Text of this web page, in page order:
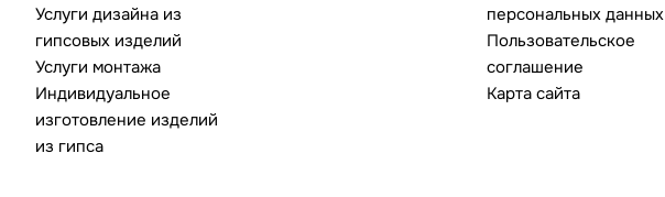
Услуги дизайна из
гипсовых изделий
Услуги монтажа
Индивидуальное
изготовление изделий
из гипса
персональных данных
Пользовательское
соглашение
Карта сайта